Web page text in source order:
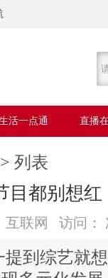
活一点通 直播
> 列表
目都别想红
互联网 访问：
到综艺就想